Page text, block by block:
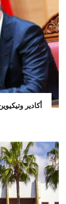
أكادير